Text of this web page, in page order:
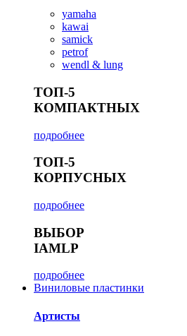
yamaha
kawai
samick
petrof
wendl & lung
ТОП-5
КОМПАКТНЫХ
подробнее
ТОП-5
КОРПУСНЫХ
подробнее
ВЫБОР
IAMLP
подробнее
Виниловые пластинки
Артисты